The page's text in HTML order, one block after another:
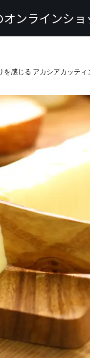
ンラインショ
を感じる アカシアカッティ